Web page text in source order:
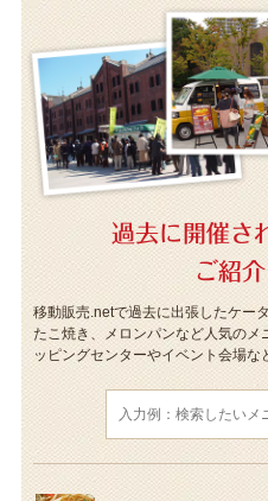
過去に開催さ
ご紹
移動販売.netで過去に出張したケー
たこ焼き、メロンパンなど人気のメ
ッピングセンターやイベント会場な